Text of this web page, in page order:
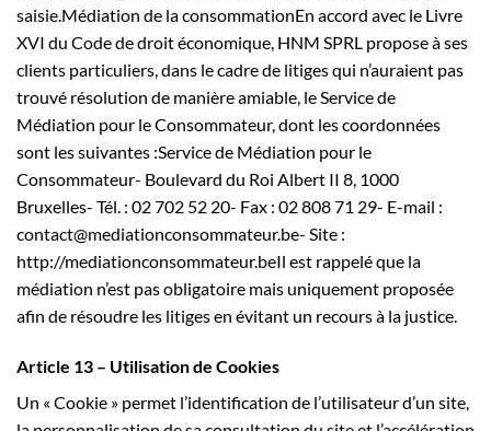
saisie.Médiation de la consommationEn accord avec le Livre
XVI du Code de droit économique, HNM SPRL propose à ses
clients particuliers, dans le cadre de litiges qui n’auraient pas
trouvé résolution de manière amiable, le Service de
Médiation pour le Consommateur, dont les coordonnées
sont les suivantes :Service de Médiation pour le
Consommateur- Boulevard du Roi Albert II 8, 1000
Bruxelles- Tél. : 02 702 52 20- Fax : 02 808 71 29- E-mail :
contact@mediationconsommateur.be- Site :
http://mediationconsommateur.beIl est rappelé que la
médiation n’est pas obligatoire mais uniquement proposée
afin de résoudre les litiges en évitant un recours à la justice.
Article 13 – Utilisation de Cookies
Un « Cookie » permet l’identification de l’utilisateur d’un site,